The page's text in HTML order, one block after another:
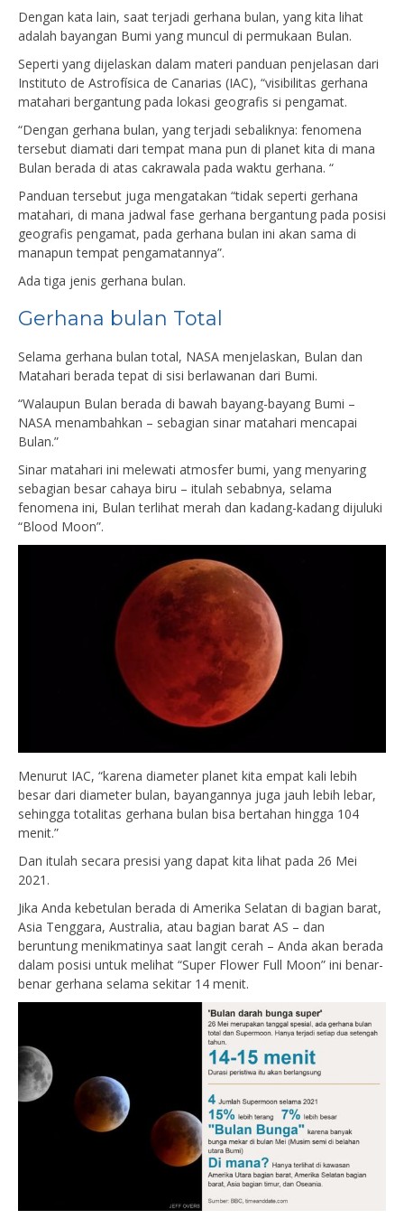
Dengan kata lain, saat terjadi gerhana bulan, yang kita lihat
adalah bayangan Bumi yang muncul di permukaan Bulan.
Seperti yang dijelaskan dalam materi panduan penjelasan dari
Instituto de Astrofísica de Canarias (IAC), “visibilitas gerhana
matahari bergantung pada lokasi geografis si pengamat.
“Dengan gerhana bulan, yang terjadi sebaliknya: fenomena
tersebut diamati dari tempat mana pun di planet kita di mana
Bulan berada di atas cakrawala pada waktu gerhana. “
Panduan tersebut juga mengatakan “tidak seperti gerhana
matahari, di mana jadwal fase gerhana bergantung pada posisi
geografis pengamat, pada gerhana bulan ini akan sama di
manapun tempat pengamatannya”.
Ada tiga jenis gerhana bulan.
Gerhana bulan Total
Selama gerhana bulan total, NASA menjelaskan, Bulan dan
Matahari berada tepat di sisi berlawanan dari Bumi.
“Walaupun Bulan berada di bawah bayang-bayang Bumi –
NASA menambahkan – sebagian sinar matahari mencapai
Bulan.”
Sinar matahari ini melewati atmosfer bumi, yang menyaring
sebagian besar cahaya biru – itulah sebabnya, selama
fenomena ini, Bulan terlihat merah dan kadang-kadang dijuluki
“Blood Moon”.
Menurut IAC, “karena diameter planet kita empat kali lebih
besar dari diameter bulan, bayangannya juga jauh lebih lebar,
sehingga totalitas gerhana bulan bisa bertahan hingga 104
menit.”
Dan itulah secara presisi yang dapat kita lihat pada 26 Mei
2021.
Jika Anda kebetulan berada di Amerika Selatan di bagian barat,
Asia Tenggara, Australia, atau bagian barat AS – dan
beruntung menikmatinya saat langit cerah – Anda akan berada
dalam posisi untuk melihat “Super Flower Full Moon” ini benar-
benar gerhana selama sekitar 14 menit.